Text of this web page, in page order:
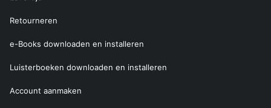
Retourneren
e-Books downloaden en installeren
Luisterboeken downloaden en installeren
Account aanmaken